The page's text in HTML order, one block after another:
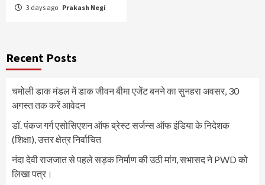
3 days ago Prakash Negi
Recent Posts
चमोली डाक मंडल में डाक जीवन बीमा एजेंट बनने का सुनहरा अवसर, 30
अगस्त तक करें आवेदन
डॉ. पंकज गर्ग एसोसिएशन ऑफ ब्रेस्ट सर्जन्स ऑफ इंडिया के निदेशक
(शिक्षा), उत्तर क्षेत्र निर्वाचित
नंदा देवी राजजात से पहले सड़क निर्माण की उठी मांग, सभासद ने PWD को
लिखा पत्र।